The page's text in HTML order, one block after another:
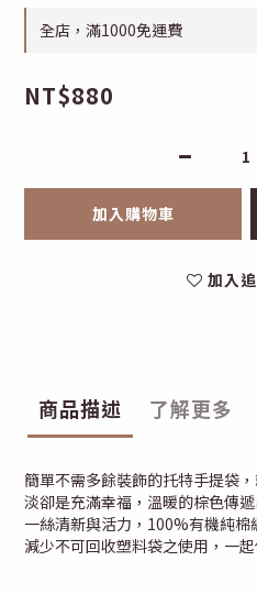
全店，滿1000免運費
NT$880
加入購物車
加入
商品描述 了解更多
簡單不需多餘裝飾的托特手提袋
淡卻是充滿幸福，溫暖的棕色傳
一絲清新與活力，100%有機純棉
減少不可回收塑料袋之使用，一